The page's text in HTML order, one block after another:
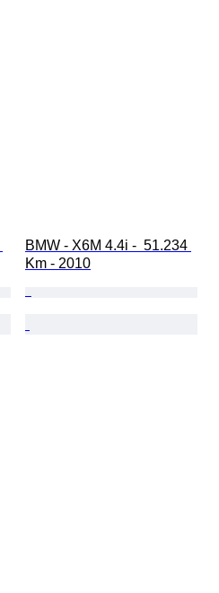
BMW - X6M 4.4i -  51.234
Km - 2010